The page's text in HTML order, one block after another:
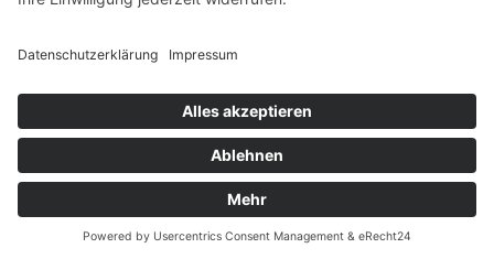
© 2021Systemhaus JOAM
Datenschutzerklärung
Impressum